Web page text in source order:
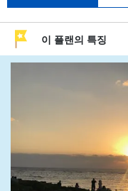
이 플랜의 특징